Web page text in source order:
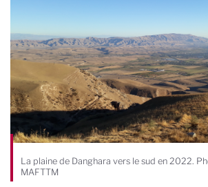
La plaine de Danghara vers le sud en 2022.
MAFTTM